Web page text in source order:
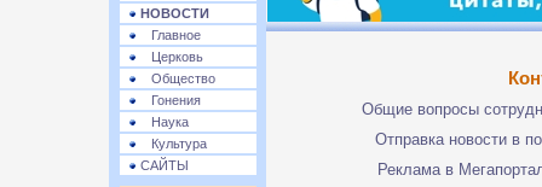
НОВОСТИ
Главное
Церковь
Общество
Гонения
Наука
Культура
САЙТЫ
Общие вопросы
Отправка новости в
Реклама в